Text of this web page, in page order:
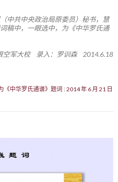
中共中央政治局原委员）秘书，慧
稿中，一眼选中，为《中华罗氏通
空军大校 录入：罗训森 2014.6.18
《中华罗氏通谱》题词 2014 年 6 月 21 日